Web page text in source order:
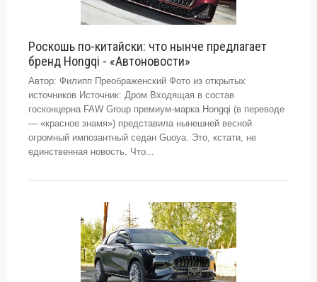
Роскошь по-китайски: что нынче предлагает
бренд Hongqi - «Автоновости»
Автор: Филипп Преображенский Фото из открытых
источников Источник: Дром Входящая в состав
госконцерна FAW Group премиум-марка Hongqi (в переводе
— «красное знамя») представила нынешней весной
огромный импозантный седан Guoya. Это, кстати, не
единственная новость. Что...